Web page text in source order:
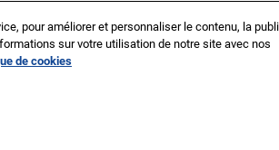
pour améliorer et personnaliser le contenu, la
sur votre utilisation de notre site avec nos
de cookies